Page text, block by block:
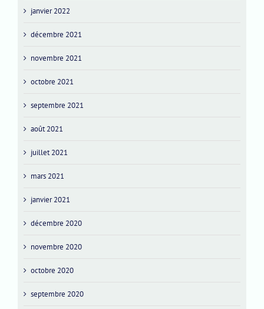
janvier 2022
décembre 2021
novembre 2021
octobre 2021
septembre 2021
août 2021
juillet 2021
mars 2021
janvier 2021
décembre 2020
novembre 2020
octobre 2020
septembre 2020